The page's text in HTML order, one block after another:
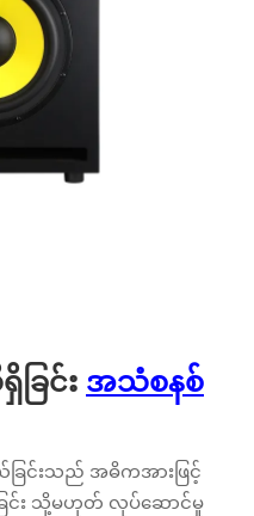
ြင်း အသံစနစ်
ြင်းသည် အဓိကအားဖြင့်
ခြင်း သို့မဟုတ် လုပ်ဆောင်မှု